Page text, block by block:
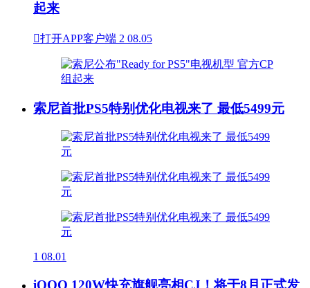
起来
打开APP客户端 2 08.05
索尼首批PS5特别优化电视来了 最低5499元
1 08.01
iQOO 120W快充旗舰亮相CJ！将于8月正式发